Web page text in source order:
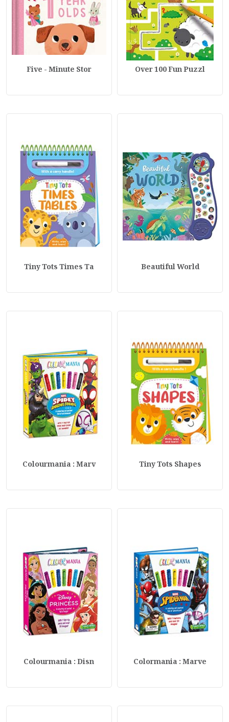
Over 100 Fun Puzzl
Five - Minute Stor
Beautiful World
Tiny Tots Times Ta
Tiny Tots Shapes
Colourmania : Marv
Colormania : Marve
Colourmania : Disn